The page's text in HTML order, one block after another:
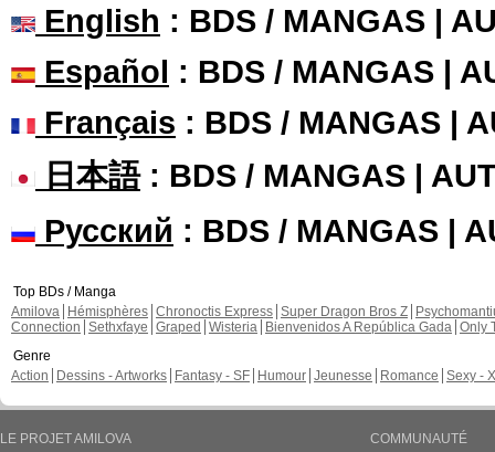
English : BDS / MANGAS |
Español : BDS / MANGAS |
Français : BDS / MANGAS |
日本語: BDS / MANGAS |
Русский : BDS / MANGAS |
Top BDs / Manga
Amilova
Hémisphères Chronoctis Express Super Dragon Bros Z
Connection Sethxfaye Graped Wisteria Bienvenidos A República Gada Only
Genre
Action
Dessins - Artworks Fantasy - SF Humour Jeunesse Romance Sexy -
LE PROJET AMILOVA
COMMUNAUTÉ